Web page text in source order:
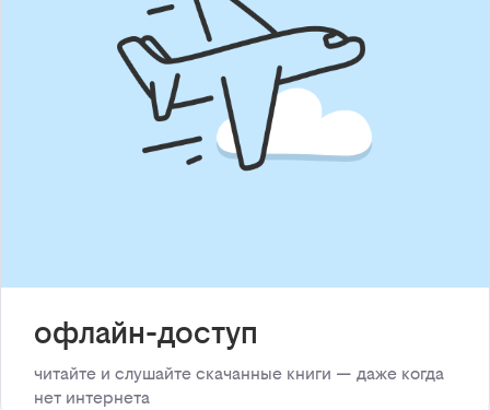
офлайн-доступ
читайте и слушайте скачанные книги — даже когда
нет интернета